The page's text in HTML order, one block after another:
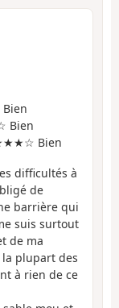
Bien
difficultés à
de
barrière qui
suis surtout
de ma
plupart des
à rien de ce